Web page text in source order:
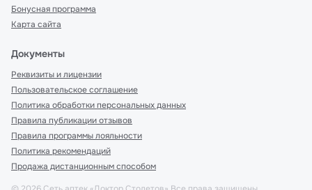
Бонусная программа
Карта сайта
Документы
Реквизиты и лицензии
Пользовательское соглашение
Политика обработки персональных данных
Правила публикации отзывов
Правила программы лояльности
Политика рекомендаций
Продажа дистанционным способом